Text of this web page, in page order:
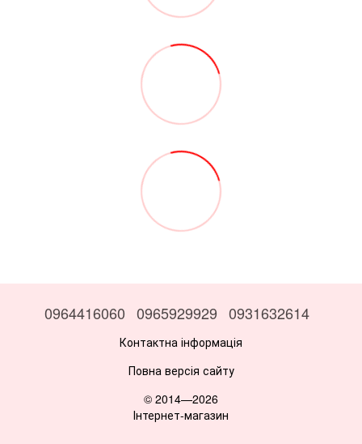
0964416060 0965929929 0931632614
Контактна інформація
Повна версія сайту
© 2014—2026
Інтернет-магазин